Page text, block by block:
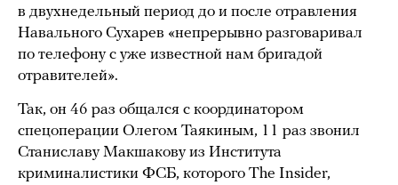
в двухнедельный период до и после отравления
Навального Сухарев «непрерывно разговаривал
по телефону с уже известной нам бригадой
отравителей».
Так, он 46 раз общался с координатором
спецоперации Олегом Таякиным, 11 раз звонил
Станиславу Макшакову из Института
криминалистики ФСБ, которого The Insider,